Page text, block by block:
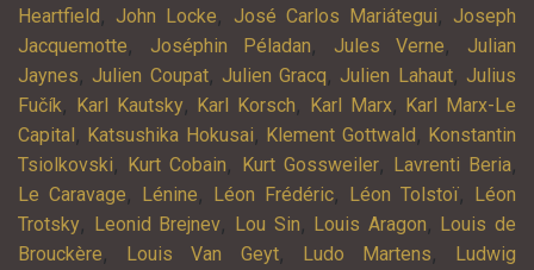
Heartfield , John Locke, José Carlos Mariátegui, Joseph
Jacquemotte, Joséphin Péladan, Jules Verne, Julian
Jaynes, Julien Coupat, Julien Gracq, Julien Lahaut, Julius
Fučík, Karl Kautsky, Karl Korsch, Karl Marx, Karl Marx-Le
Capital , Katsushika Hokusai, Klement Gottwald , Konstantin
Tsiolkovski, Kurt Cobain, Kurt Gossweiler, Lavrenti Beria,
Le Caravage, Lénine, Léon Frédéric, Léon Tolstoï,
Léon
Trotsky, Leonid Brejnev, Lou Sin, Louis Aragon, Louis de
Brouckère, Louis Van Geyt, Ludo Martens,
Ludwig